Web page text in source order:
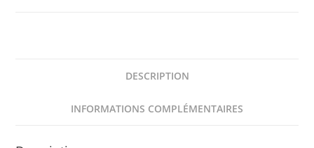
DESCRIPTION
INFORMATIONS COMPLÉMENTAIRES